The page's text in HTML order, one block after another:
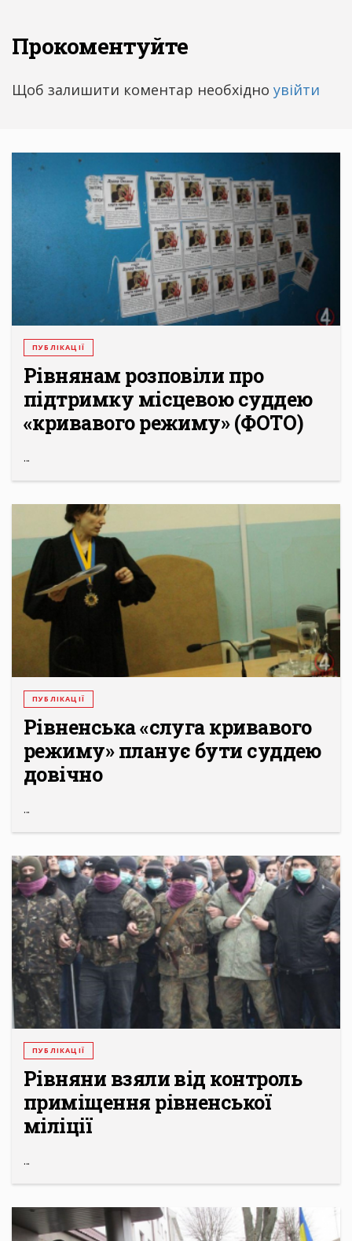
Прокоментуйте
Щоб залишити коментар необхідно увійти
ПУБЛІКАЦІЇ
Рівнянам розповіли про
підтримку місцевою суддею
«кривавого режиму» (ФОТО)
...
ПУБЛІКАЦІЇ
Рівненська «слуга кривавого
режиму» планує бути суддею
довічно
...
ПУБЛІКАЦІЇ
Рівняни взяли від контроль
приміщення рівненської
міліції
...